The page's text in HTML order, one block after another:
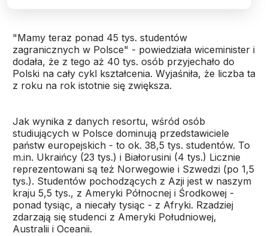
"Mamy teraz ponad 45 tys. studentów
zagranicznych w Polsce" - powiedziała wiceminister i
dodała, że z tego aż 40 tys. osób przyjechało do
Polski na cały cykl kształcenia. Wyjaśniła, że liczba ta
z roku na rok istotnie się zwiększa.
Jak wynika z danych resortu, wśród osób
studiujących w Polsce dominują przedstawiciele
państw europejskich - to ok. 38,5 tys. studentów. To
m.in. Ukraińcy (23 tys.) i Białorusini (4 tys.) Licznie
reprezentowani są też Norwegowie i Szwedzi (po 1,5
tys.). Studentów pochodzących z Azji jest w naszym
kraju 5,5 tys., z Ameryki Północnej i Środkowej -
ponad tysiąc, a niecały tysiąc - z Afryki. Rzadziej
zdarzają się studenci z Ameryki Południowej,
Australii i Oceanii.